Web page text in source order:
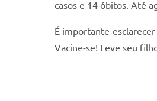
casos e 14 óbitos. Até
É importante
Vacine-se! Leve seu